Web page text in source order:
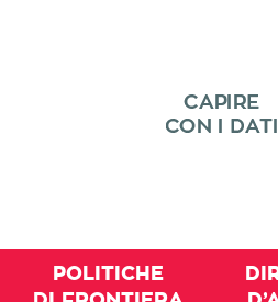
POLITICHE